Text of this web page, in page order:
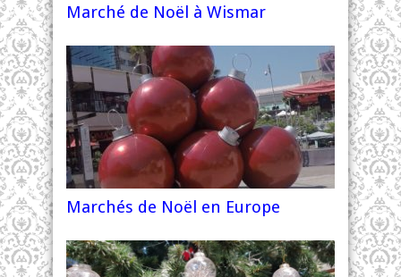
Marché de Noël à Wismar
Marchés de Noël en Europe